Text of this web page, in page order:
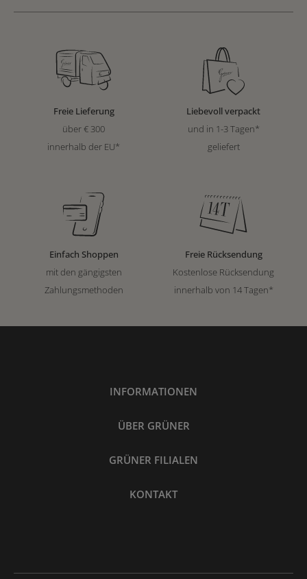
Freie Lieferung
über € 300
innerhalb der EU*
Liebevoll verpackt
und in 1-3 Tagen*
geliefert
Einfach Shoppen
mit den gängigsten
Zahlungsmethoden
Freie Rücksendung
Kostenlose Rücksendung
innerhalb von 14 Tagen*
INFORMATIONEN
ÜBER GRÜNER
GRÜNER FILIALEN
KONTAKT